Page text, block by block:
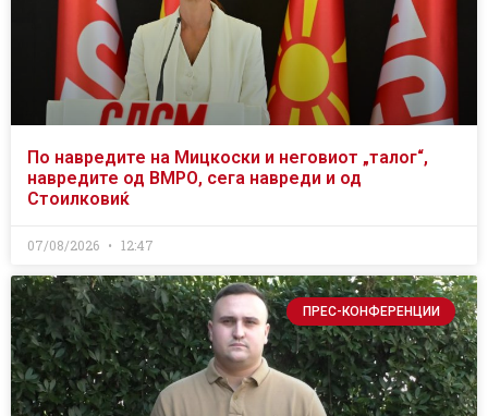
По навредите на Мицкоски и неговиот „талог“,
навредите од ВМРО, сега навреди и од
Стоилковиќ
07/08/2026 12:47
ПРЕС-КОНФЕРЕНЦИИ